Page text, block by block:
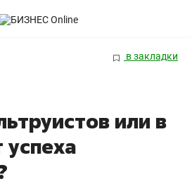
в закладки
или в
успеха